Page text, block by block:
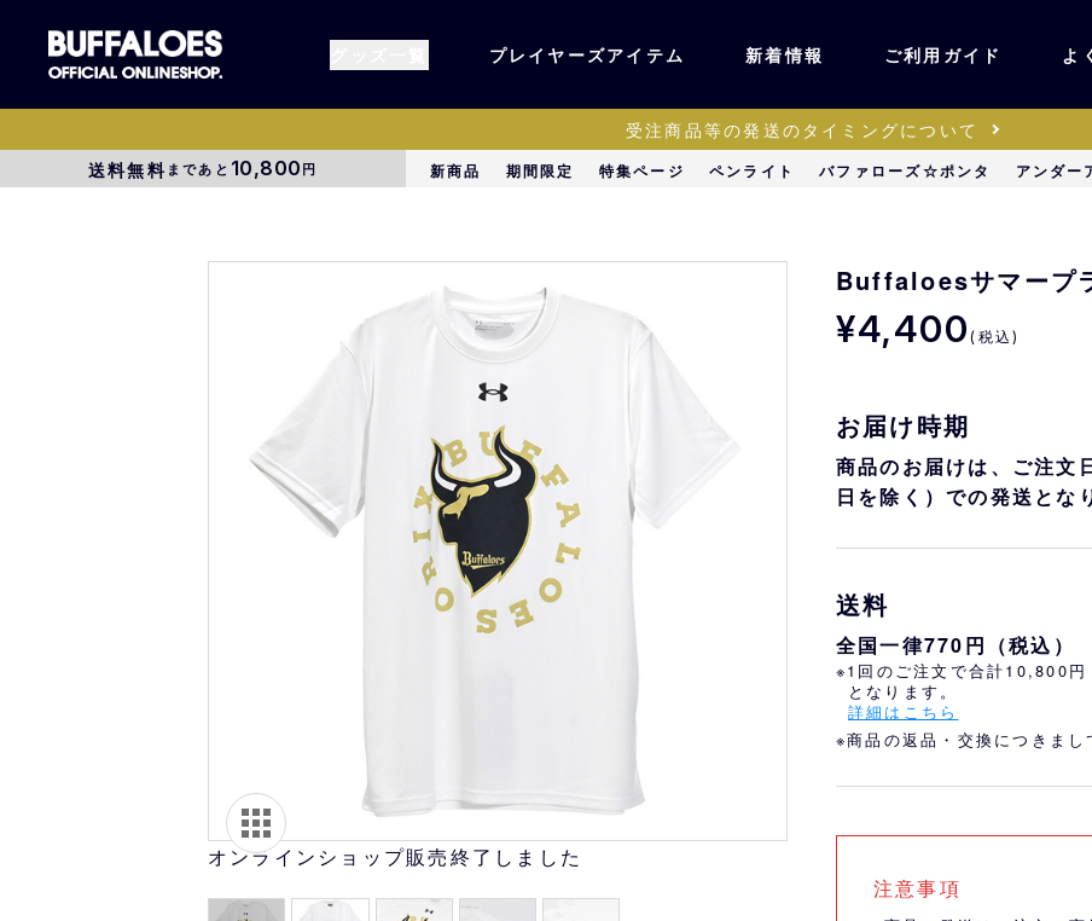
すべてのグッズ オーセンティック
ユニフォーム・ワッ
キ
タオル各種 アパレル キッズ・ベビー バ
コラボグッズ
ステーショナリー・
EC限定販売 キーホルダー シ
1000円以上3000円
オリ達におすすめ オリ姫におすすめ オ
プレイヤーズアイテム 新着情報 ご利用ガイド よ
受注商品等の発送のタイミングについて
送料無料まであと 10,800円 新商品 期間限定 特集ページ ペンライト バファローズ☆ポンタ アンダー
オンラインショップ販売終了しました
Buffaloesサマープ
¥4,400(税込)
お届け時期
商品のお届けは、ご注文
日を除く）での発送とな
送料
全国一律770円（税込）
※1回のご注文で合計10,800
となります。
詳細はこちら
※商品の返品・交換につきまし
注意事項